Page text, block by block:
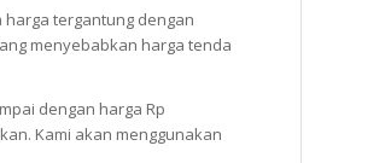
tergantung dengan
menyebabkan harga tenda
dengan harga Rp
Kami akan menggunakan